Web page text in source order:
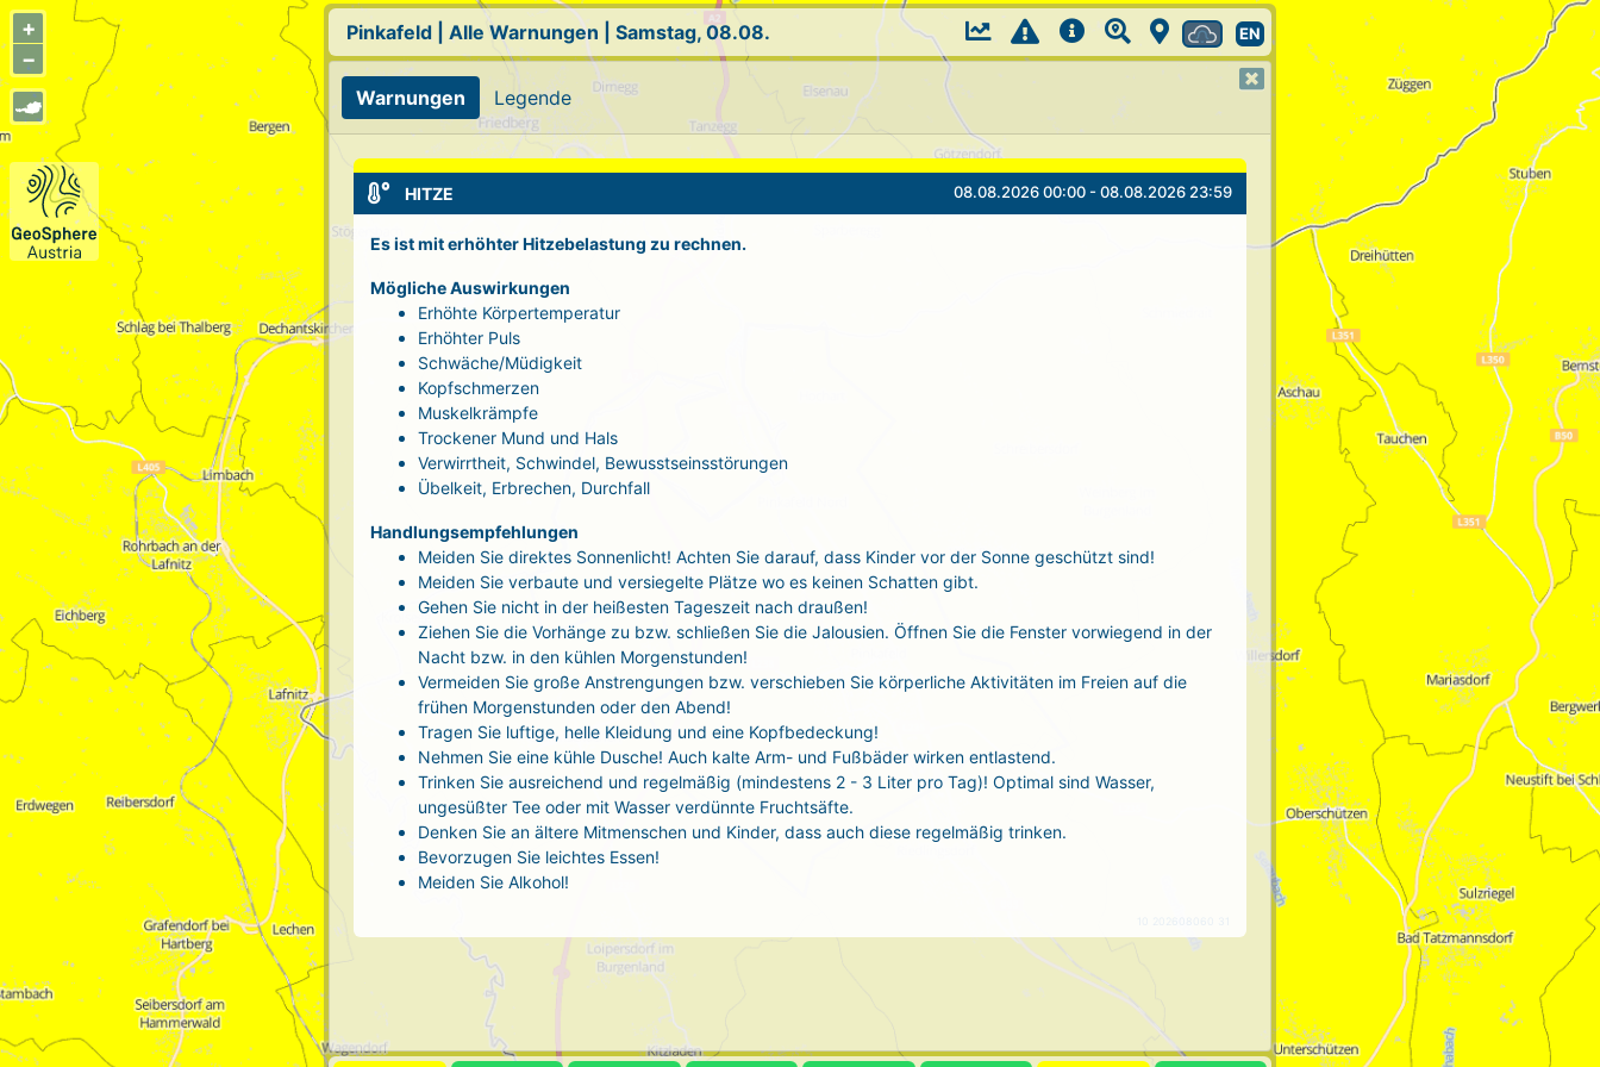
+
−
Pinkafeld Alle Warnungen Samstag, 08.08. EN
Warnungen Legende
HITZE 08.08.2026 00:00 - 08.08.2026 23:59
Es ist mit erhöhter Hitzebelastung zu rechnen.
Mögliche Auswirkungen
Erhöhte Körpertemperatur
Erhöhter Puls
Schwäche/Müdigkeit
Kopfschmerzen
Muskelkrämpfe
Trockener Mund und Hals
Verwirrtheit, Schwindel, Bewusstseinsstörungen
Übelkeit, Erbrechen, Durchfall
Handlungsempfehlungen
Meiden Sie direktes Sonnenlicht! Achten Sie darauf, dass Kinder vor der Sonne geschützt sind!
Meiden Sie verbaute und versiegelte Plätze wo es keinen Schatten gibt.
Gehen Sie nicht in der heißesten Tageszeit nach draußen!
Ziehen Sie die Vorhänge zu bzw. schließen Sie die Jalousien. Öffnen Sie die Fenster vorwiegend in der
Nacht bzw. in den kühlen Morgenstunden!
Vermeiden Sie große Anstrengungen bzw. verschieben Sie körperliche Aktivitäten im Freien auf die
frühen Morgenstunden oder den Abend!
Tragen Sie luftige, helle Kleidung und eine Kopfbedeckung!
Nehmen Sie eine kühle Dusche! Auch kalte Arm- und Fußbäder wirken entlastend.
Trinken Sie ausreichend und regelmäßig (mindestens 2 - 3 Liter pro Tag)! Optimal sind Wasser,
ungesüßter Tee oder mit Wasser verdünnte Fruchtsäfte.
Denken Sie an ältere Mitmenschen und Kinder, dass auch diese regelmäßig trinken.
Bevorzugen Sie leichtes Essen!
Meiden Sie Alkohol!